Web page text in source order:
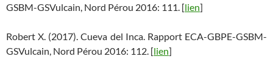
GSBM-GSVulcain, Nord Pérou 2016: 111. [lien]
Robert X. (2017). Cueva del Inca. Rapport ECA-GBPE-GSBM-
GSVulcain, Nord Pérou 2016: 112. [lien]